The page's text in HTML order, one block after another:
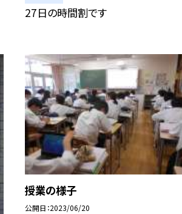
27日の時間割です
授業の様子
公開日 2023/06/20